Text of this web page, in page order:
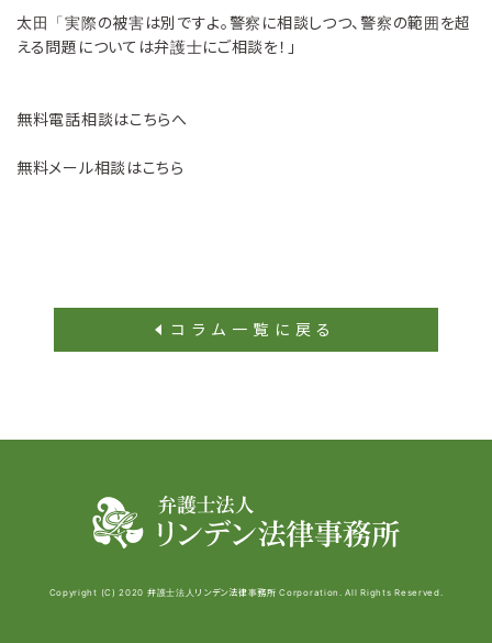
太田「実際の被害は別ですよ。警察に相談しつつ、警察の範囲を超
える問題については弁護士にご相談を！」
無料電話相談はこちらへ
無料メール相談はこちら
コラム一覧に戻る
Copyright (C) 2020 弁護士法人リンデン法律事務所 Corporation. All Rights Reserved.